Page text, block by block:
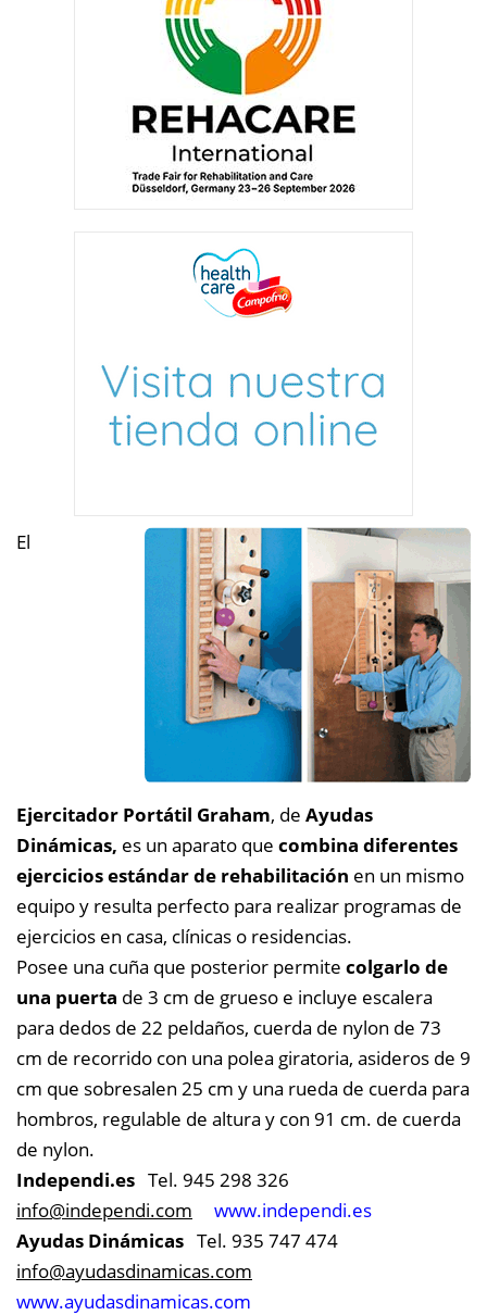
El
Ejercitador Portátil Graham, de Ayudas
Dinámicas, es un aparato que combina diferentes
ejercicios estándar de rehabilitación en un mismo
equipo y resulta perfecto para realizar programas de
ejercicios en casa, clínicas o residencias.
Posee una cuña que posterior permite colgarlo de
una puerta de 3 cm de grueso e incluye escalera
para dedos de 22 peldaños, cuerda de nylon de 73
cm de recorrido con una polea giratoria, asideros de 9
cm que sobresalen 25 cm y una rueda de cuerda para
hombros, regulable de altura y con 91 cm. de cuerda
de nylon.
Independi.es Tel. 945 298 326
info@independi.com
www.independi.es
Ayudas Dinámicas Tel. 935 747 474
info@ayudasdinamicas.com
www.ayudasdinamicas.com